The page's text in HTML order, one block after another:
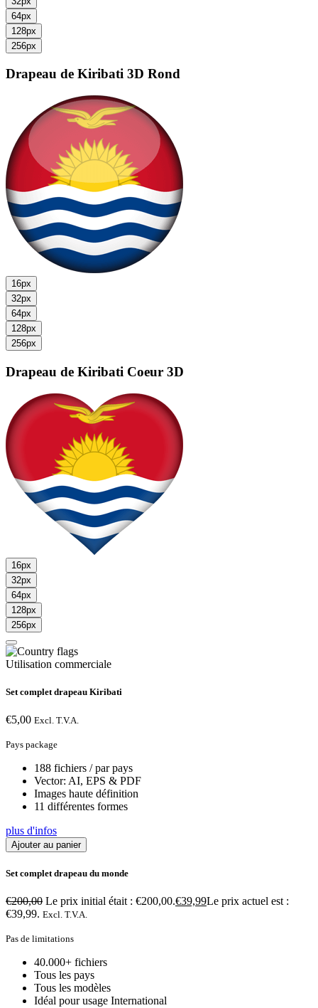
64px
128px
256px
Drapeau de Kiribati 3D Rond
16px
32px
64px
128px
256px
Drapeau de Kiribati Coeur 3D
16px
32px
64px
128px
256px
Utilisation commerciale
Set complet drapeau Kiribati
€5,00 Excl. T.V.A.
Pays package
188 fichiers / par pays
Vector: AI, EPS & PDF
Images haute définition
11 différentes formes
plus d'infos
Ajouter au panier
Set complet drapeau du monde
€200,00 Le prix initial était : €200,00.€39,99Le prix actuel est :
€39,99. Excl. T.V.A.
Pas de limitations
40.000+ fichiers
Tous les pays
Tous les modèles
Idéal pour usage International